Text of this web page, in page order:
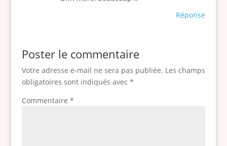
Réponse
Poster le commentaire
Votre adresse e-mail ne sera pas publiée. Les champs
obligatoires sont indiqués avec *
Commentaire *